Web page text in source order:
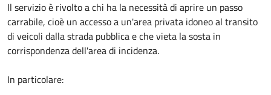
Il servizio è rivolto a chi ha la necessità di aprire un passo
carrabile, cioè un accesso a un'area privata idoneo al transito
di veicoli dalla strada pubblica e che vieta la sosta in
corrispondenza dell'area di incidenza.
In particolare: